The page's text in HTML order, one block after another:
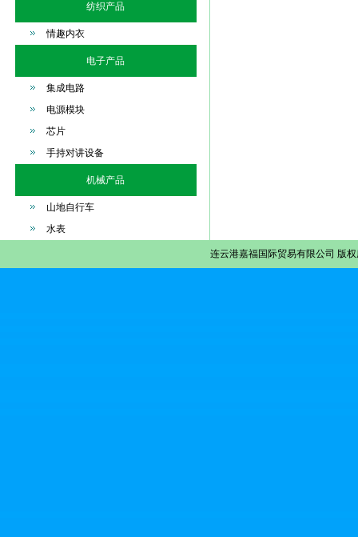
纺织产品
情趣内衣
电子产品
集成电路
电源模块
芯片
手持对讲设备
机械产品
山地自行车
水表
连云港嘉福国际贸易有限公司 版